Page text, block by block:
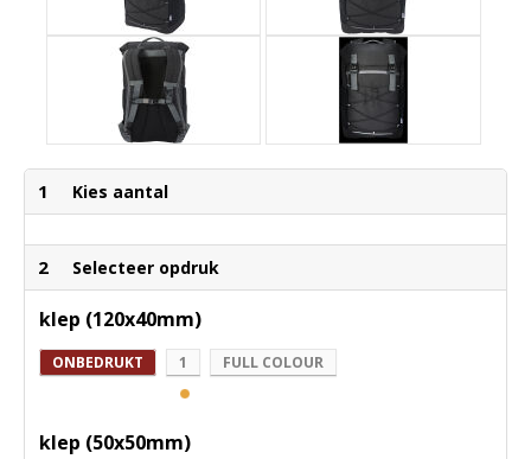
1 Kies aantal
2 Selecteer opdruk
klep (120x40mm)
ONBEDRUKT 1 FULL COLOUR
klep (50x50mm)